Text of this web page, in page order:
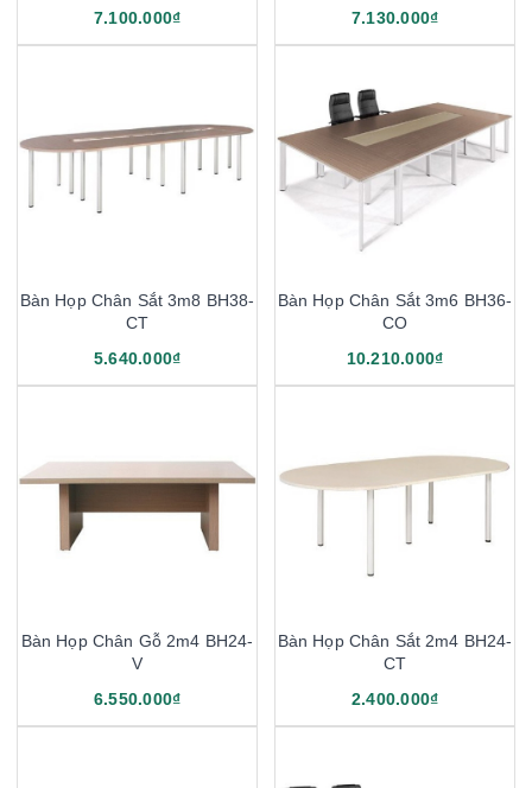
7.100.000₫ 7.130.000₫
Bàn Họp Chân Sắt 3m8 BH38-
CT
5.640.000₫
Bàn Họp Chân Sắt 3m6 BH36-
CO
10.210.000₫
Bàn Họp Chân Gỗ 2m4 BH24-
V
6.550.000₫
Bàn Họp Chân Sắt 2m4 BH24-
CT
2.400.000₫